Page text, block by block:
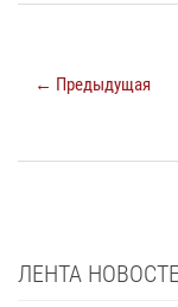
← Предыдущая
ЛЕНТА